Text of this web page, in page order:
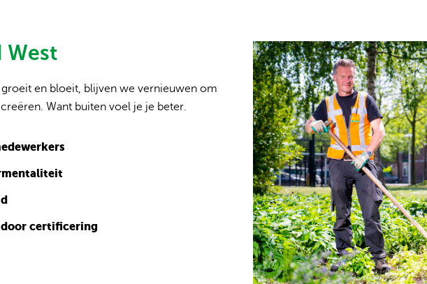
West
groeit en bloeit, blijven we vernieuwen om
Want buiten voel je je beter.
certificering